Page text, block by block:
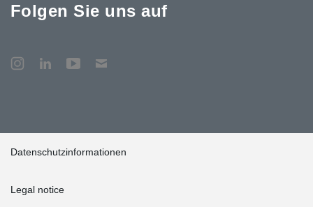
Folgen Sie uns auf
Datenschutzinformationen
Legal notice